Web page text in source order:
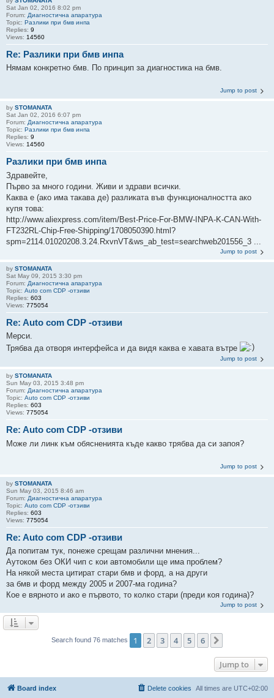
Sat Jan 02, 2016 8:02 pm
Forum: Диагностична апаратура
Topic: Разлики при бмв инпа
Replies: 9
Views: 14560
Re: Разлики при бмв инпа
Нямам конкретно бмв. По принцип за диагностика на бмв.
Jump to post
by STOMANATA
Sat Jan 02, 2016 6:07 pm
Forum: Диагностична апаратура
Topic: Разлики при бмв инпа
Replies: 9
Views: 14560
Разлики при бмв инпа
Здравейте,
Първо за много години. Живи и здрави всички.
Каква е (ако има такава де) разликата във функционалността ако
купя това:
http://www.aliexpress.com/item/Best-Price-For-BMW-INPA-K-CAN-With-
FT232RL-Chip-Free-Shipping/1708050390.html?
spm=2114.01020208.3.24.RxvnVT&ws_ab_test=searchweb201556_3 ...
Jump to post
by STOMANATA
Sat May 09, 2015 3:30 pm
Forum: Диагностична апаратура
Topic: Auto com CDP -отзиви
Replies: 603
Views: 775054
Re: Auto com CDP -отзиви
Мерси.
Трябва да отворя интерфейса и да видя каква е хавата вътре
Jump to post
by STOMANATA
Sun May 03, 2015 3:48 pm
Forum: Диагностична апаратура
Topic: Auto com CDP -отзиви
Replies: 603
Views: 775054
Re: Auto com CDP -отзиви
Може ли линк към обясненията къде какво трябва да си запоя?
Jump to post
by STOMANATA
Sun May 03, 2015 8:46 am
Forum: Диагностична апаратура
Topic: Auto com CDP -отзиви
Replies: 603
Views: 775054
Re: Auto com CDP -отзиви
Да попитам тук, понеже срещам различни мнения...
Аутоком без ОКИ чип с кои автомобили ще има проблем?
На някой места цитират стари бмв и форд, а на други
за бмв и форд между 2005 и 2007-ма година?
Кое е вярното и ако е първото, то колко стари (преди коя година)?
Jump to post
Search found 76 matches 1 2 3 4 5 6
Jump to
Board index All times are UTC+02:00
Delete cookies